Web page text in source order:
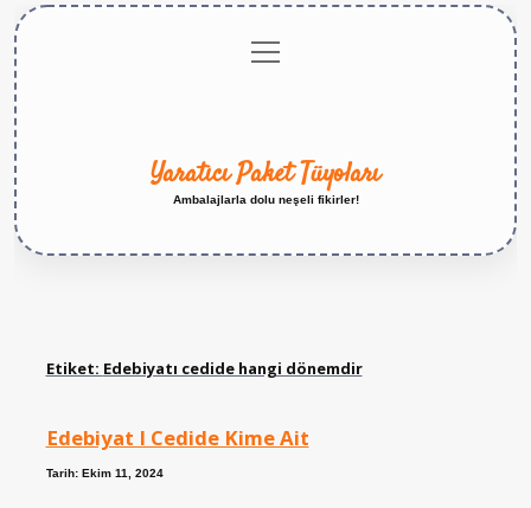
menüyü
aç
Yaratıcı Paket Tüyoları
Ambalajlarla dolu neşeli fikirler!
Etiket: Edebiyatı cedide hangi dönemdir
Edebiyat I Cedide Kime Ait
Tarih: Ekim 11, 2024